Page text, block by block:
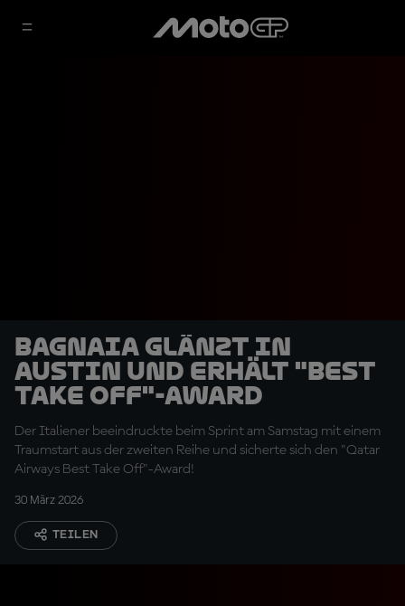
Bagnaia glänzt in
Austin und erhält "Best
Take Off"-Award
Der Italiener beeindruckte beim Sprint am Samstag mit einem
Traumstart aus der zweiten Reihe und sicherte sich den "Qatar
Airways Best Take Off"-Award!
30 März 2026
TEILEN